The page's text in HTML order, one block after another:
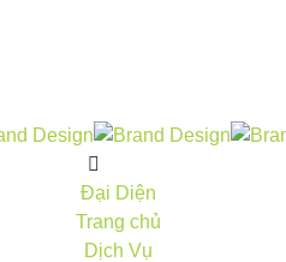
Đại Diện
Trang chủ
Dịch Vụ